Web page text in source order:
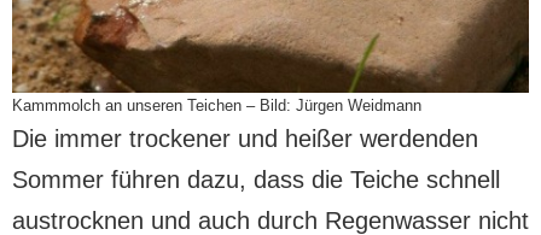
Kammmolch an unseren Teichen – Bild: Jürgen Weidmann
Die immer trockener und heißer werdenden
Sommer führen dazu, dass die Teiche schnell
austrocknen und auch durch Regenwasser nicht